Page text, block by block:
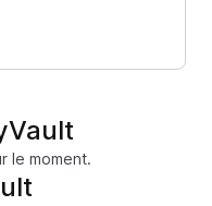
le moment.